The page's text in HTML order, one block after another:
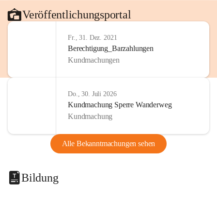
Veröffentlichungsportal
Fr., 31. Dez. 2021
Berechtigung_Barzahlungen
Kundmachungen
Do., 30. Juli 2026
Kundmachung Sperre Wanderweg
Kundmachung
Alle Bekanntmachungen sehen
Bildung